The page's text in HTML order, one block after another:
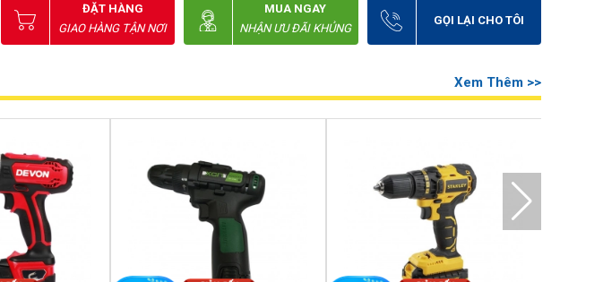
ĐẶT HÀNG
GIAO HÀNG TẬN NƠI
MUA NGAY
NHẬN ƯU ĐÃI KHỦNG
GỌI LẠI CHO TÔI
Xem Thêm >>